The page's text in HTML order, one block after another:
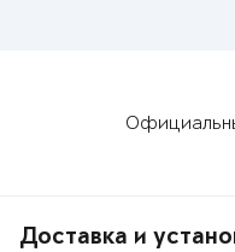
Доставка и